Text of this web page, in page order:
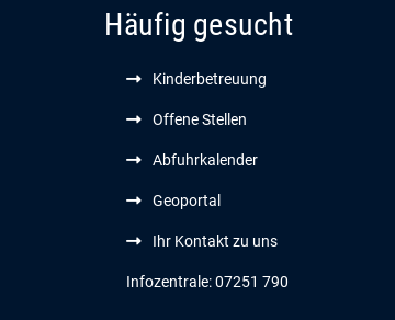
Häufig gesucht
Kinderbetreuung
Offene Stellen
Abfuhrkalender
Geoportal
Ihr Kontakt zu uns
Infozentrale: 07251 790